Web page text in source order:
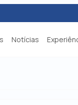
Notícias